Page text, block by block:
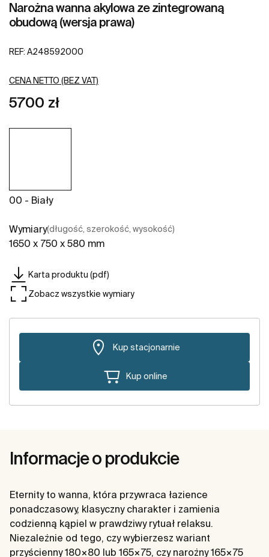
Narożna wanna akylowa ze zintegrowaną
obudową (wersja prawa)
REF: A248592000
CENA NETTO (BEZ VAT)
5700 zł
00 - Biały
Wymiary(długość, szerokość, wysokość)
1650 x 750 x 580 mm
Karta produktu (pdf)
Zobacz wszystkie wymiary
Kup stacjonarnie
Kup online
Informacje o produkcie
Eternity to wanna, która przywraca łazience
ponadczasowy, klasyczny charakter i zamienia
codzienną kąpiel w prawdziwy rytuał relaksu.
Niezależnie od tego, czy wybierzesz wariant
przyścienny 180×80 lub 165×75, czy narożny 165×75